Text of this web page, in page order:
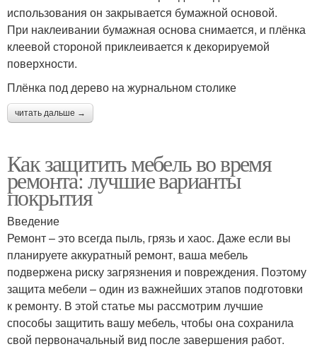
использования он закрывается бумажной основой.
При наклеивании бумажная основа снимается, и плёнка
клеевой стороной приклеивается к декорируемой
поверхности.
Плёнка под дерево на журнальном столике
читать дальше →
Как защитить мебель во время
ремонта: лучшие варианты
покрытия
Введение
Ремонт – это всегда пыль, грязь и хаос. Даже если вы
планируете аккуратный ремонт, ваша мебель
подвержена риску загрязнения и повреждения. Поэтому
защита мебели – один из важнейших этапов подготовки
к ремонту. В этой статье мы рассмотрим лучшие
способы защитить вашу мебель, чтобы она сохранила
свой первоначальный вид после завершения работ.